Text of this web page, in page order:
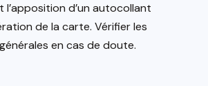
l’apposition d’un autocollant
de la carte. Vérifier les
en cas de doute.